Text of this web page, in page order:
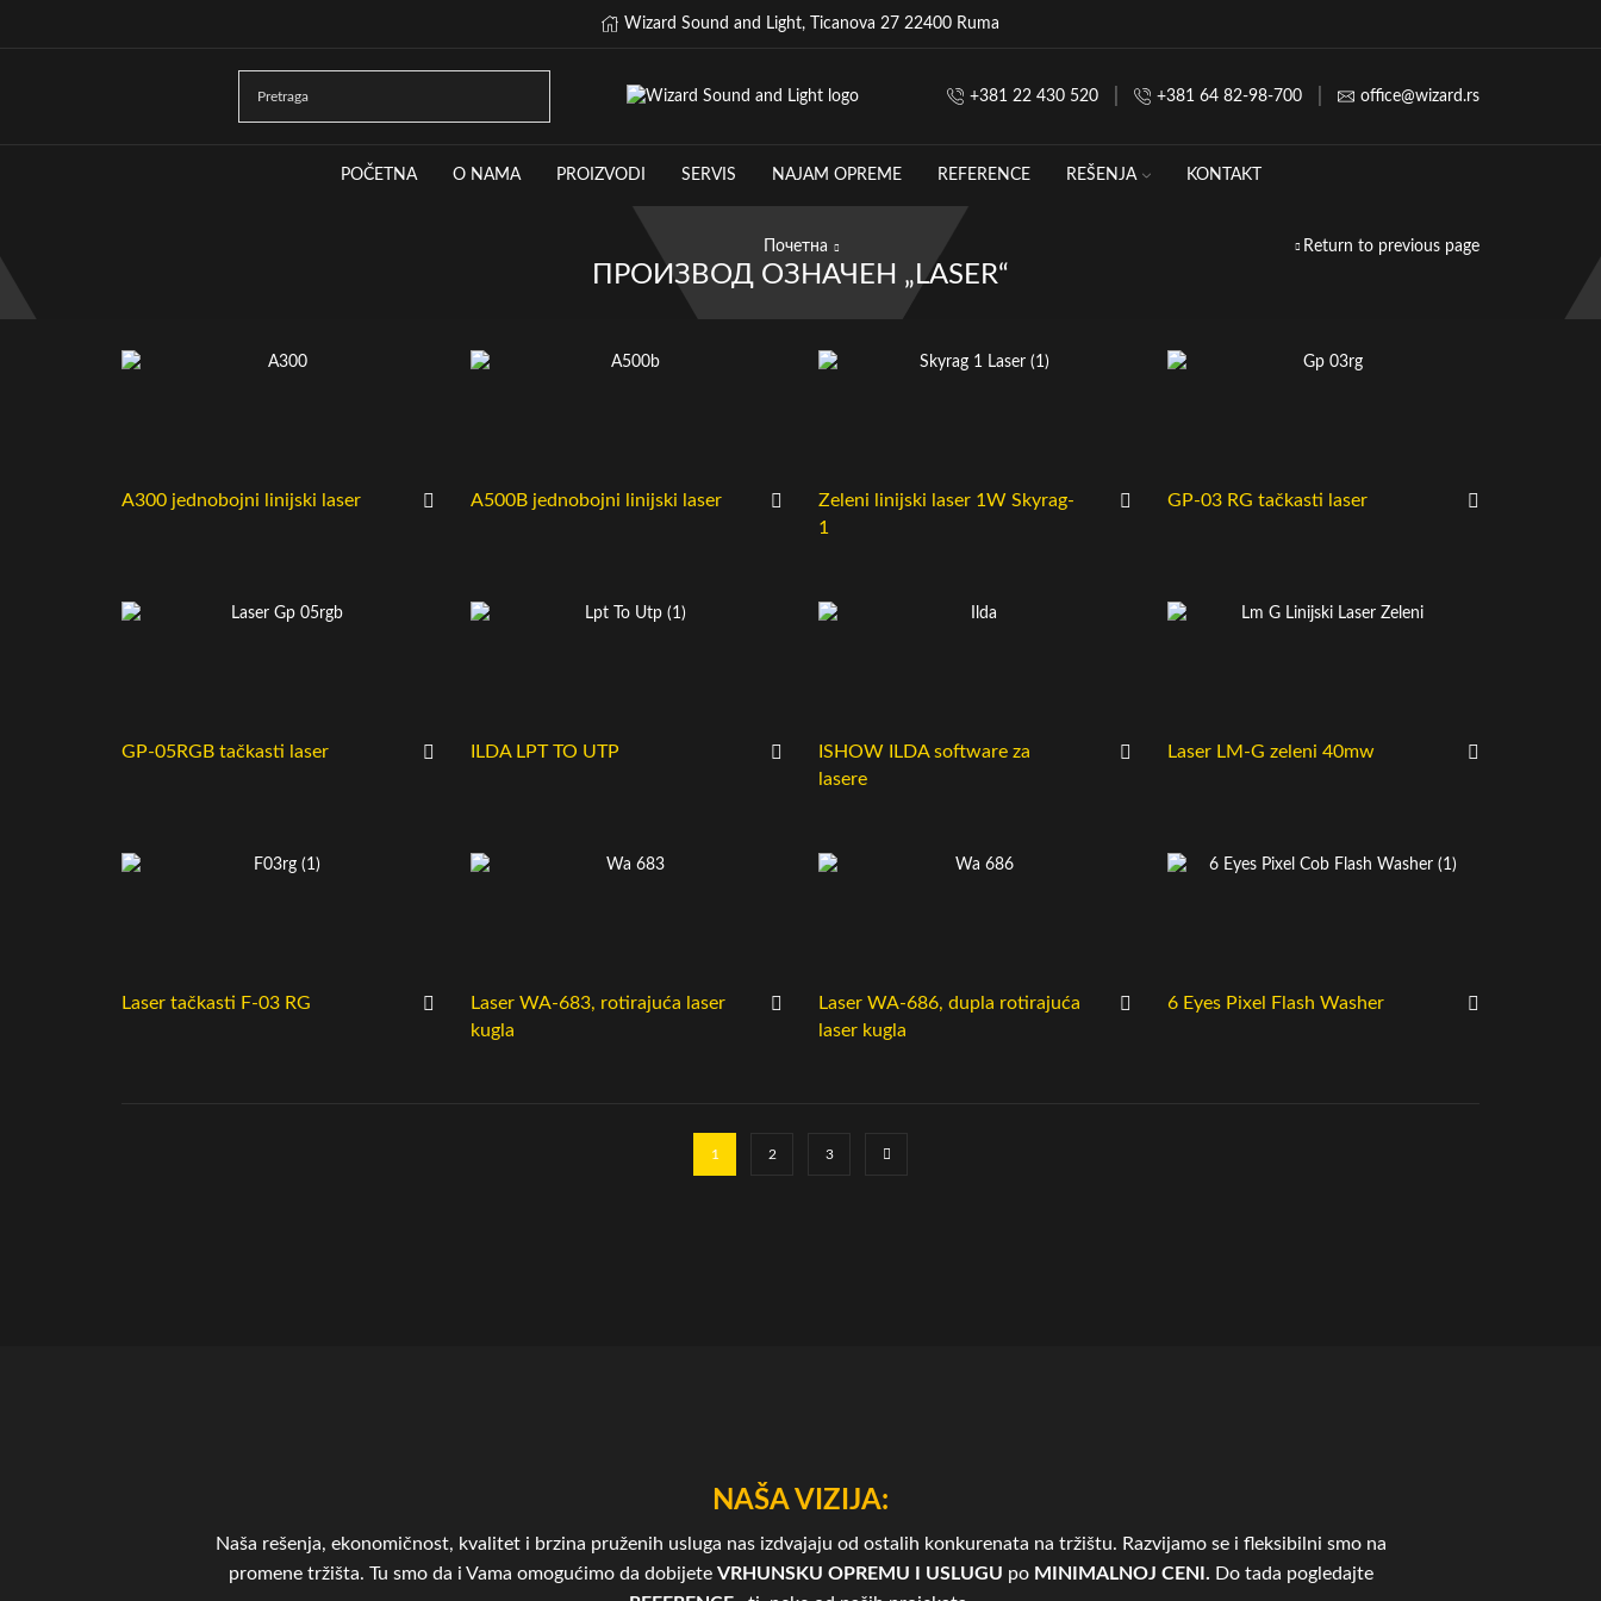
Wizard Sound and Light, Ticanova 27 22400 Ruma
+381 22 430 520 +381 64 82-98-700 office@wizard.rs
POČETNA O NAMA PROIZVODI SERVIS NAJAM OPREME REFERENCE REŠENJA KONTAKT
Почетна
ПРОИЗВОД OЗНАЧЕН „LASER“
Return to previous page
A300 jednobojni linijski laser A500B jednobojni linijski laser
Zeleni linijski laser 1W Skyrag-
1
GP-03 RG tačkasti laser
GP-05RGB tačkasti laser ILDA LPT TO UTP
ISHOW ILDA software za
lasere
Laser LM-G zeleni 40mw
Laser tačkasti F-03 RG
Laser WA-683, rotirajuća laser
kugla
Laser WA-686, dupla rotirajuća
laser kugla
6 Eyes Pixel Flash Washer
1 2 3
NAŠA VIZIJA:
Naša rešenja, ekonomičnost, kvalitet i brzina pruženih usluga nas izdvajaju od ostalih konkurenata na tržištu. Razvijamo se i fleksibilni smo na
promene tržišta. Tu smo da i Vama omogućimo da dobijete VRHUNSKU OPREMU I USLUGU po MINIMALNOJ CENI. Do tada pogledajte